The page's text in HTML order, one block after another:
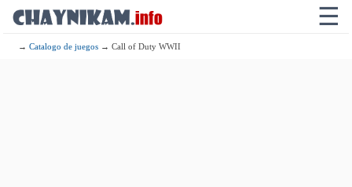
☰
→Catalogo de juegos → Call of Duty WWII